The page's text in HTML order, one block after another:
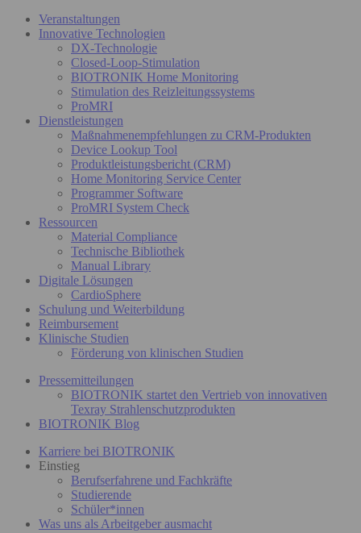
Veranstaltungen
Innovative Technologien
DX-Technologie
Closed-Loop-Stimulation
BIOTRONIK Home Monitoring
Stimulation des Reizleitungssystems
ProMRI
Dienstleistungen
Maßnahmenempfehlungen zu CRM-Produkten
Device Lookup Tool
Produktleistungsbericht (CRM)
Home Monitoring Service Center
Programmer Software
ProMRI System Check
Ressourcen
Material Compliance
Technische Bibliothek
Manual Library
Digitale Lösungen
CardioSphere
Schulung und Weiterbildung
Reimbursement
Klinische Studien
Förderung von klinischen Studien
Pressemitteilungen
BIOTRONIK startet den Vertrieb von innovativen
Texray Strahlenschutzprodukten
BIOTRONIK Blog
Karriere bei BIOTRONIK
Einstieg
Berufserfahrene und Fachkräfte
Studierende
Schüler*innen
Was uns als Arbeitgeber ausmacht